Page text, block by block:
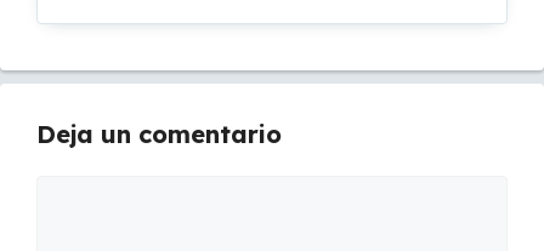
Deja un comentario